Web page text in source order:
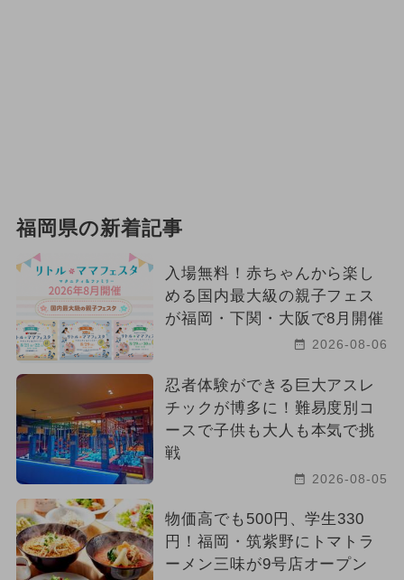
福岡県の新着記事
入場無料！赤ちゃんから楽し
める国内最大級の親子フェス
が福岡・下関・大阪で8月開催
2026-08-06
忍者体験ができる巨大アスレ
チックが博多に！難易度別コ
ースで子供も大人も本気で挑
戦
2026-08-05
物価高でも500円、学生330
円！福岡・筑紫野にトマトラ
ーメン三味が9号店オープン